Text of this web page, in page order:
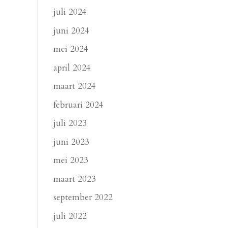
juli 2024
juni 2024
mei 2024
april 2024
maart 2024
februari 2024
juli 2023
juni 2023
mei 2023
maart 2023
september 2022
juli 2022